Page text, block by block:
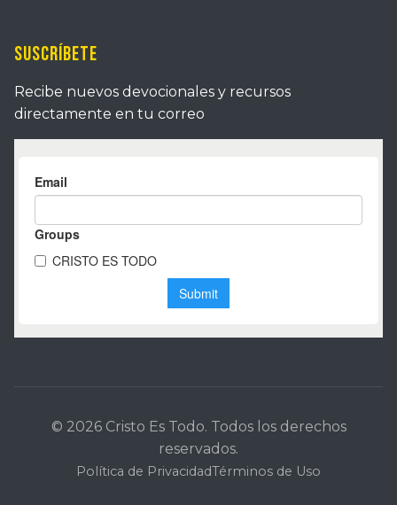
Suscríbete
Recibe nuevos devocionales y recursos
directamente en tu correo
© 2026 Cristo Es Todo. Todos los derechos
reservados.
Política de PrivacidadTérminos de Uso